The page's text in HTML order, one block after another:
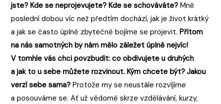
jste? Kde se neprojevujete? Kde se schováváte? Mně
poslední dobou víc než předtím dochází, jak je život krátký
a jak se často úplně zbytečně bojíme se projevit.Přitom
na nás samotných by nám mělo záležet úplně nejvíc!
V tomhle vás chci povzbudit: co obdivujete u druhých
a jak to u sebe můžete rozvinout. Kým chcete být? Jakou
verzí sebe sama? Protože my se neustále rozvíjíme
a posouváme se. Ať už vědomě skrze vzdělávání, kurzy,